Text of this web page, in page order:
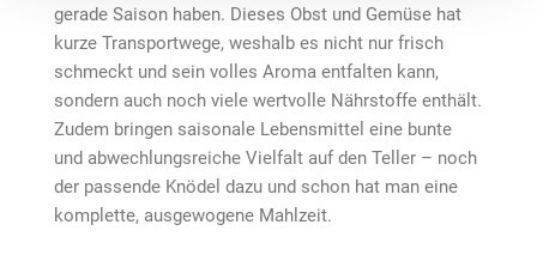
gerade Saison haben. Dieses Obst und Gemüse hat
kurze Transportwege, weshalb es nicht nur frisch
schmeckt und sein volles Aroma entfalten kann,
sondern auch noch viele wertvolle Nährstoffe enthält.
Zudem bringen saisonale Lebensmittel eine bunte
und abwechlungsreiche Vielfalt auf den Teller – noch
der passende Knödel dazu und schon hat man eine
komplette, ausgewogene Mahlzeit.